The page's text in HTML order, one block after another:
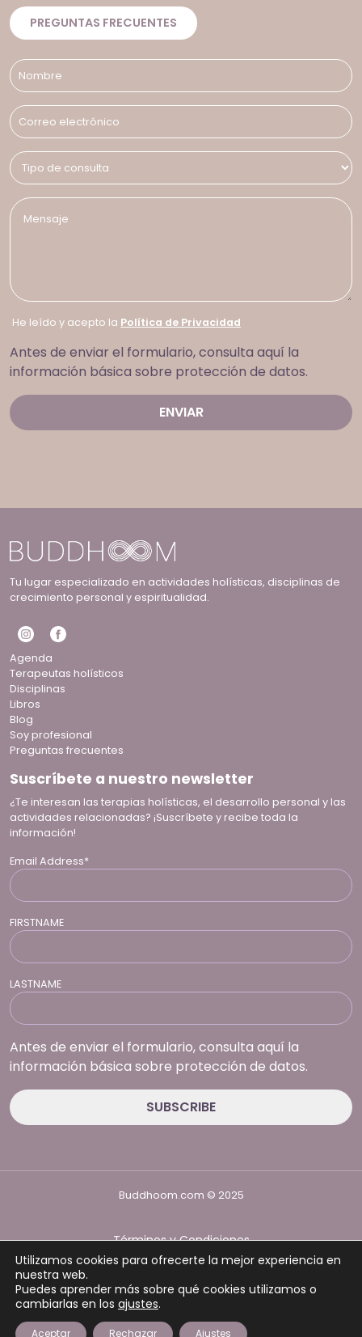
PREGUNTAS FRECUENTES
He leído y acepto la Política de Privacidad
Antes de enviar el formulario, consulta aquí la
información básica sobre protección de datos.
Tu lugar especializado en actividades holísticas, disciplinas de
crecimiento personal y espiritualidad.
Agenda
Terapeutas holísticos
Disciplinas
Libros
Blog
Soy profesional
Preguntas frecuentes
Suscríbete a nuestro newsletter
¿Te interesan las terapias holísticas, el desarrollo personal y las
actividades relacionadas? ¡Suscríbete y recibe toda la
información!
Email Address*
FIRSTNAME
LASTNAME
Antes de enviar el formulario, consulta aquí la
información básica sobre protección de datos.
Buddhoom.com © 2025
Términos y Condiciones
Política de Privacidad
Utilizamos cookies para ofrecerte la mejor experiencia en
nuestra web.
Puedes aprender más sobre qué cookies utilizamos o
cambiarlas en los ajustes.
Aceptar Rechazar Ajustes